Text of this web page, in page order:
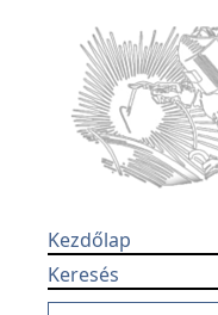
Kezdőlap
Keresés